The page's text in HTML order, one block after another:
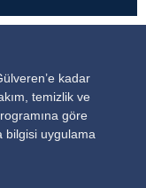
kadar
temizlik ve
göre
bilgisi uygulama